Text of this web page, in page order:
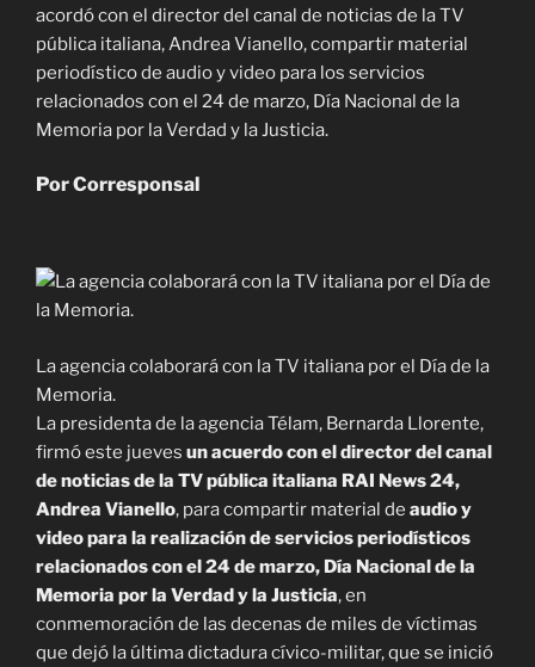
acordó con el director del canal de noticias de la TV
pública italiana, Andrea Vianello, compartir material
periodístico de audio y video para los servicios
relacionados con el 24 de marzo, Día Nacional de la
Memoria por la Verdad y la Justicia.
Por Corresponsal
La agencia colaborará con la TV italiana por el Día de la
Memoria.
La presidenta de la agencia Télam, Bernarda Llorente,
firmó este jueves un acuerdo con el director del canal
de noticias de la TV pública italiana RAI News 24,
Andrea Vianello, para compartir material de audio y
video para la realización de servicios periodísticos
relacionados con el 24 de marzo, Día Nacional de la
Memoria por la Verdad y la Justicia, en
conmemoración de las decenas de miles de víctimas
que dejó la última dictadura cívico-militar, que se inició